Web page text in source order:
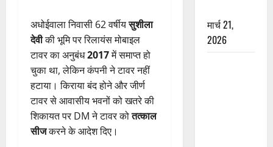
अधोईवाला निवासी 62 वर्षीयसुशीला
देवीकी भूमि पर रिलायंस मोबाइल
टावर का अनुबंध2017में समाप्त हो
चुका था, लेकिन कंपनी ने टावर नहीं
हटाया। किराया बंद होने और जीर्ण
टावर से आवासीय भवनों को खतरे की
शिकायत पर DM ने टावर कोतत्काल
सीजकरने के आदेश दिए।
मार्च 21,
2026